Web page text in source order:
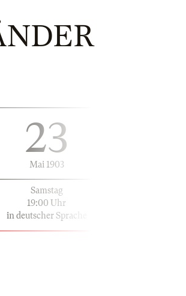
23
Mai 1903
Samstag
19:00 Uhr
in deutscher Sprache